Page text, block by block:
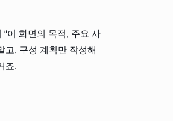
이 화면의 목적, 주요 사
고, 구성 계획만 작성해
죠.